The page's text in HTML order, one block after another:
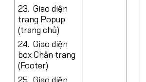
23. Giao diện
trang Popup
(trang chủ)
24. Giao diện
box Chân trang
(Footer)
25. Giao diện